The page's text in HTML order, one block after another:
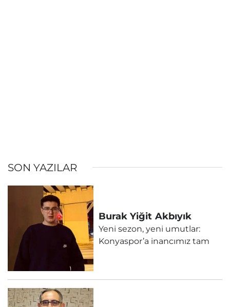
SON YAZILAR
Burak Yiğit Akbıyık
Yeni sezon, yeni umutlar:
Konyaspor’a inancımız tam